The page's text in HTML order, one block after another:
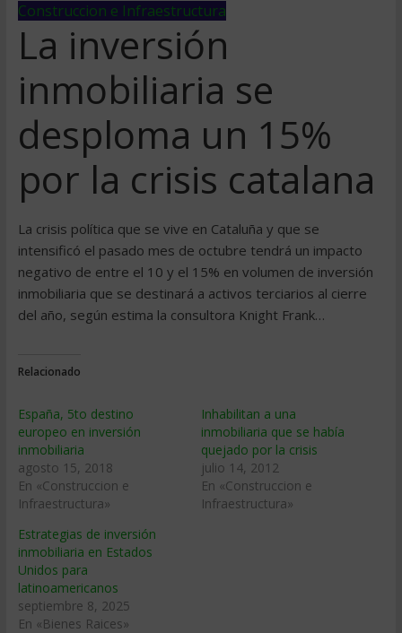
Construccion e Infraestructura
La inversión
inmobiliaria se
desploma un 15%
por la crisis catalana
La crisis política que se vive en Cataluña y que se
intensificó el pasado mes de octubre tendrá un impacto
negativo de entre el 10 y el 15% en volumen de inversión
inmobiliaria que se destinará a activos terciarios al cierre
del año, según estima la consultora Knight Frank…
Relacionado
España, 5to destino
europeo en inversión
inmobiliaria
agosto 15, 2018
En «Construccion e
Infraestructura»
Inhabilitan a una
inmobiliaria que se había
quejado por la crisis
julio 14, 2012
En «Construccion e
Infraestructura»
Estrategias de inversión
inmobiliaria en Estados
Unidos para
latinoamericanos
septiembre 8, 2025
En «Bienes Raices»